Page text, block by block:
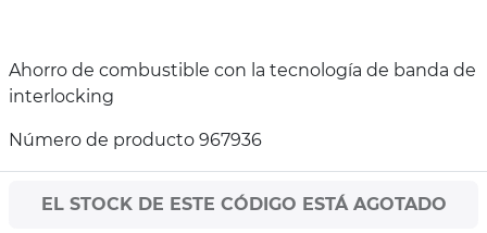
Ahorro de combustible con la tecnología de banda de
interlocking
Número de producto 967936
EL STOCK DE ESTE CÓDIGO ESTÁ AGOTADO